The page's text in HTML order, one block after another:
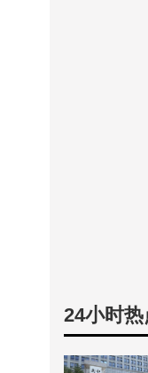
24小时热